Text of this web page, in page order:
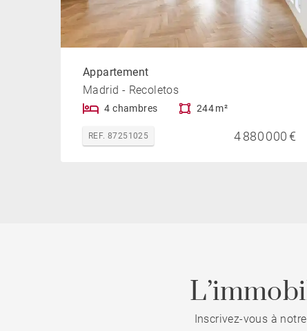
Appartement
Madrid - Recoletos
4 chambres 244 m²
REF. 87251025 4 880 000 €
Inscrivez-vous à